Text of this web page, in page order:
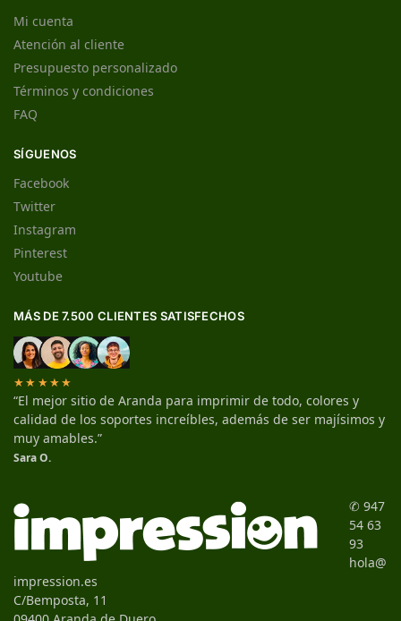
Mi cuenta
Atención al cliente
Presupuesto personalizado
Términos y condiciones
FAQ
SÍGUENOS
Facebook
Twitter
Instagram
Pinterest
Youtube
MÁS DE 7.500 CLIENTES SATISFECHOS
★★★★★
“El mejor sitio de Aranda para imprimir de todo, colores y
calidad de los soportes increíbles, además de ser majísimos y
muy amables.”
Sara O.
✆ 947
54 63
93
hola@
impression.es
C/Bemposta, 11